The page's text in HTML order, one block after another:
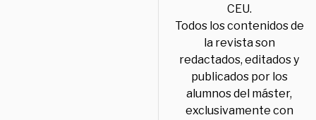
CEU.
Todos los contenidos de
la revista son
redactados, editados y
publicados por los
alumnos del máster,
exclusivamente con